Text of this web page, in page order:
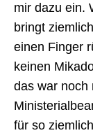
mir dazu ein.
bringt
einen Finger
keinen
das war noch
für so